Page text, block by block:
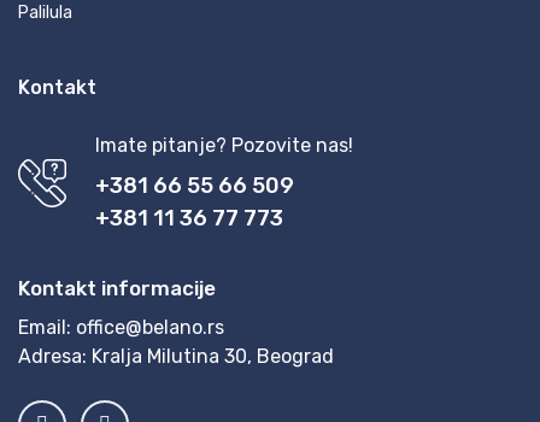
Palilula
Kontakt
Imate pitanje? Pozovite nas!
+381 66 55 66 509
+381 11 36 77 773
Kontakt informacije
Email: office@belano.rs
Adresa: Kralja Milutina 30, Beograd